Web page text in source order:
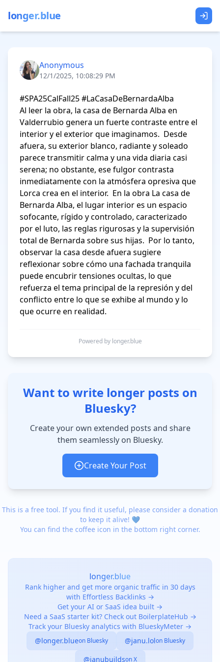
longer.blue
Anonymous
12/1/2025, 10:08:29 PM
#SPA25CalFall25 #LaCasaDeBernardaAlba
Al leer la obra, la casa de Bernarda Alba en
Valderrubio genera un fuerte contraste entre el
interior y el exterior que imaginamos.  Desde
afuera, su exterior blanco, radiante y soleado
parece transmitir calma y una vida diaria casi
serena; no obstante, ese fulgor contrasta
inmediatamente con la atmósfera opresiva que
Lorca crea en el interior.  En la obra La casa de
Bernarda Alba, el lugar interior es un espacio
sofocante, rígido y controlado, caracterizado
por el luto, las reglas rigurosas y la supervisión
total de Bernarda sobre sus hijas.  Por lo tanto,
observar la casa desde afuera sugiere
reflexionar sobre cómo una fachada tranquila
puede encubrir tensiones ocultas, lo que
refuerza el tema principal de la represión y del
conflicto entre lo que se exhibe al mundo y lo
que ocurre en realidad.
Powered by longer.blue
Want to write longer posts on
Bluesky?
Create your own extended posts and share
them seamlessly on Bluesky.
Create Your Post
This is a free tool. If you find it useful, please consider a donation
to keep it alive! 💙
You can find the coffee icon in the bottom right corner.
longer.blue
Rank higher and get more organic traffic in 30 days
with Effortless Backlinks →
Get your AI or SaaS idea built →
Need a SaaS starter kit? Check out BoilerplateHub →
Track your Bluesky analytics with BlueskyMeter →
@longer.blueon Bluesky @janu.lolon Bluesky
@janubuildson X